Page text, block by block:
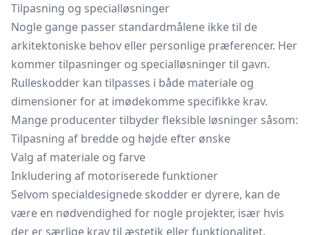
Tilpasning og specialløsninger
Nogle gange passer standardmålene ikke til de
arkitektoniske behov eller personlige præferencer. Her
kommer tilpasninger og specialløsninger til gavn.
Rulleskodder kan tilpasses i både materiale og
dimensioner for at imødekomme specifikke krav.
Mange producenter tilbyder fleksible løsninger såsom:
Tilpasning af bredde og højde efter ønske
Valg af materiale og farve
Inkludering af motoriserede funktioner
Selvom specialdesignede skodder er dyrere, kan de
være en nødvendighed for nogle projekter, især hvis
der er særlige krav til æstetik eller funktionalitet.